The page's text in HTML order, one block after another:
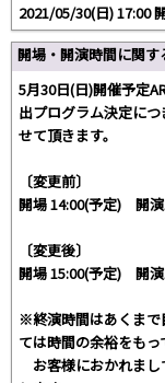
2021/05/30(日) 17:00
開場・開演時間に関す
5月30日(日)開催予定
出プログラム決定に
せて頂きます。
〔変更前〕
開場 14:00(予定) 開演
〔変更後〕
開場 15:00(予定) 開
※終演時間はあくまで
ては時間の余裕をもっ
お客様におかれまし